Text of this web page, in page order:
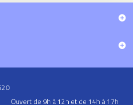
Ouvert de 9h à 12h et de 14h à 17h